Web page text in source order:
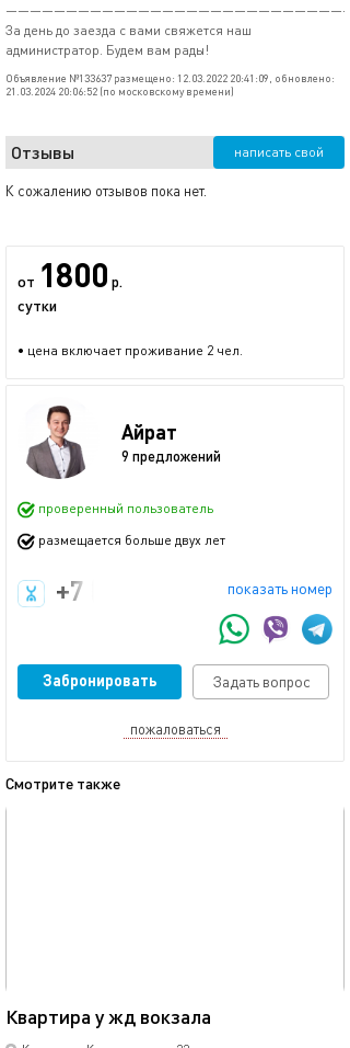
За день до заезда с вами свяжется наш
администратор. Будем вам рады!
Объявление №133637 размещено: 12.03.2022 20:41:09, обновлено:
21.03.2024 20:06:52 (по московскому времени)
Отзывы написать свой
К сожалению отзывов пока нет.
от 1800 р.
сутки
• цена включает проживание 2 чел.
Айрат
9 предложений
проверенный пользователь
размещается больше двух лет
показать номер
+7 (999) 162-92-92
Забронировать Задать вопрос
пожаловаться
Смотрите также
Квартира у жд вокзала